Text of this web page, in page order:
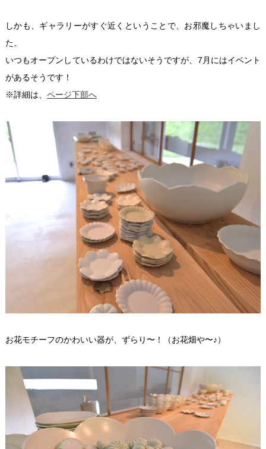
しかも、ギャラリーがすぐ近くということで、お邪魔しちゃいまし
た。
いつもオープンしているわけではないそうですが、7月にはイベント
があるそうです！
※詳細は、 ページ下部へ
お花モチーフのかわいい器が、ずらり〜！（お花畑や〜♪）